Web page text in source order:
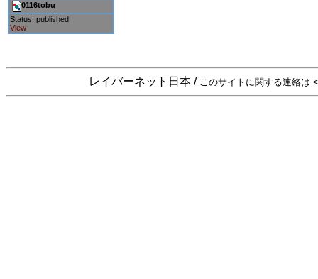
0116tobu
Status: published
View
レイバーネット日本 / このサイトに関する連絡は